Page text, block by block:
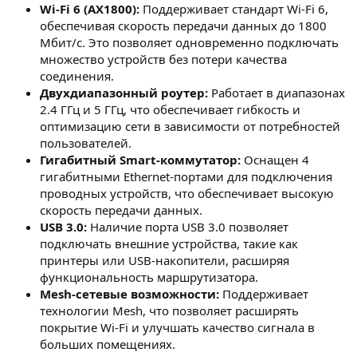
Wi-Fi 6 (AX1800): Поддерживает стандарт Wi-Fi 6,
обеспечивая скорость передачи данных до 1800
Мбит/с. Это позволяет одновременно подключать
множество устройств без потери качества
соединения.
Двухдиапазонный роутер: Работает в диапазонах
2.4 ГГц и 5 ГГц, что обеспечивает гибкость и
оптимизацию сети в зависимости от потребностей
пользователей.
Гигабитный Smart-коммутатор: Оснащен 4
гигабитными Ethernet-портами для подключения
проводных устройств, что обеспечивает высокую
скорость передачи данных.
USB 3.0: Наличие порта USB 3.0 позволяет
подключать внешние устройства, такие как
принтеры или USB-накопители, расширяя
функциональность маршрутизатора.
Mesh-сетевые возможности: Поддерживает
технологии Mesh, что позволяет расширять
покрытие Wi-Fi и улучшать качество сигнала в
больших помещениях.